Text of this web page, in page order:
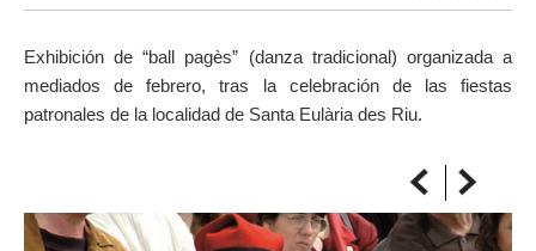
Dati pratici
SULLA MAPPA
Exhibición de “ball pagès” (danza tradicional) organizada a
mediados de febrero, tras la celebración de las fiestas
patronales de la localidad de Santa Eulària des Riu.